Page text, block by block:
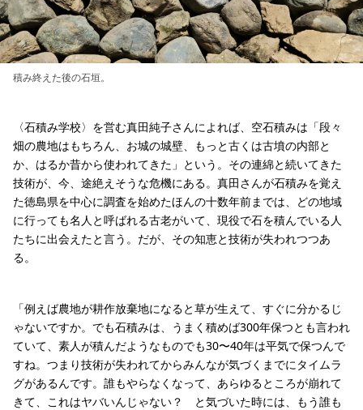
積み終えた後の石垣。
〈石積み学校〉を営む真田純子さんによれば、空石積みは「段々
畑の農地はもちろん、お城の城壁、もっと古くは古墳の内部と
か、はるか昔から使われてきた」という。その連綿と続いてきた
技術が、今、途絶えそうな危機にある。真田さんが石積みを覚え
た徳島県を中心に調査を始めたほんの十数年前までは、どの地域
に行っても名人と呼ばれる古老がいて、現役で石を積んでいる人
たちに出会えたと言う。だが、その知恵と技術が失われつつあ
る。
「例えば農地が耕作放棄地になると草が生えて、すぐに分かるじ
ゃないですか。でも石積みは、うまく積めば300年保つとも言われ
ていて、素人が積んだようなものでも30〜40年は平気で保つんで
すね。つまり技術が失われてからみんなが気づくまでにタイムラ
グがあるんです。誰もやらなくなって、あらゆるところが崩れて
きて、これはヤバいんじゃない？ と気づいた時には、もう誰も